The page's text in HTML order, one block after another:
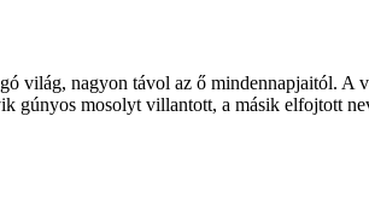
nagyon távol az ő mindennapjaitól. A
gúnyos mosolyt villantott, a másik elfojtott